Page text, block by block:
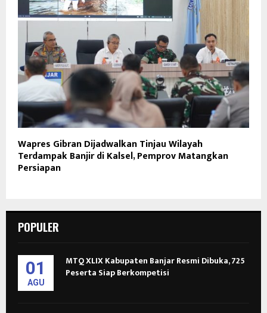
Wapres Gibran Dijadwalkan Tinjau Wilayah
Terdampak Banjir di Kalsel, Pemprov Matangkan
Persiapan
POPULER
01
AGU
MTQ XLIX Kabupaten Banjar Resmi Dibuka, 725
Peserta Siap Berkompetisi